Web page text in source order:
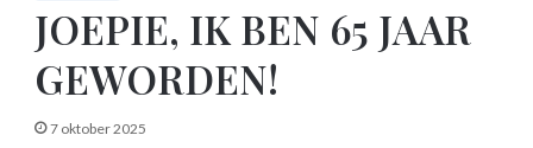
JOEPIE, IK BEN 65 JAAR
GEWORDEN!
7 oktober 2025